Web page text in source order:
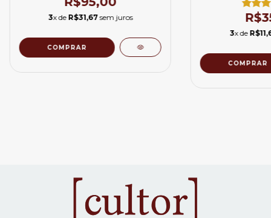
3x de R$31,67sem juros
3x de